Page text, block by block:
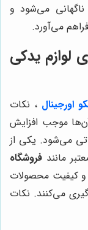
می‌شود و
می‌آورد.
لوازم یدکی
اورجینال ، نکات
موجب افزایش
می‌شود. یکی از
مانند فروشگاه
کیفیت محصولات
می‌کنند. نکات